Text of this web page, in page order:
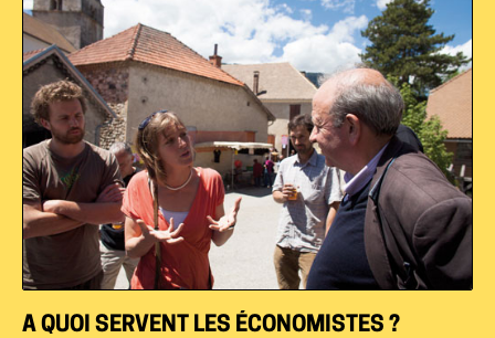
A QUOI SERVENT LES ÉCONOMISTES ?